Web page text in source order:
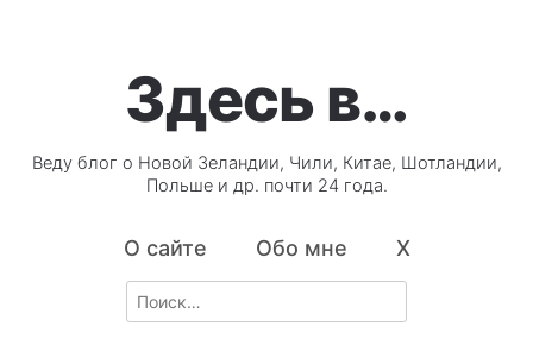
Здесь в…
Веду блог о Новой Зеландии, Чили, Китае, Шотландии,
Польше и др. почти 24 года.
О сайте Обо мне X
Search
for: